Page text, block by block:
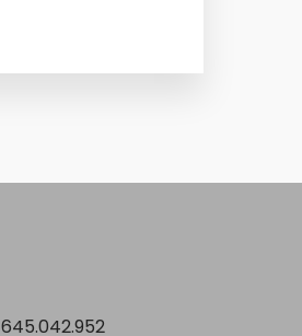
645.042.952